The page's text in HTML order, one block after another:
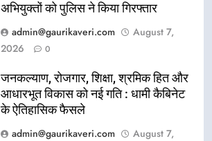
अभियुक्तों को पुलिस ने किया गिरफ्तार
admin@gaurikaveri.com
August 7,
2026
0
जनकल्याण, रोजगार, शिक्षा, श्रमिक हित और
आधारभूत विकास को नई गति : धामी कैबिनेट
के ऐतिहासिक फैसले
admin@gaurikaveri.com
August 7,